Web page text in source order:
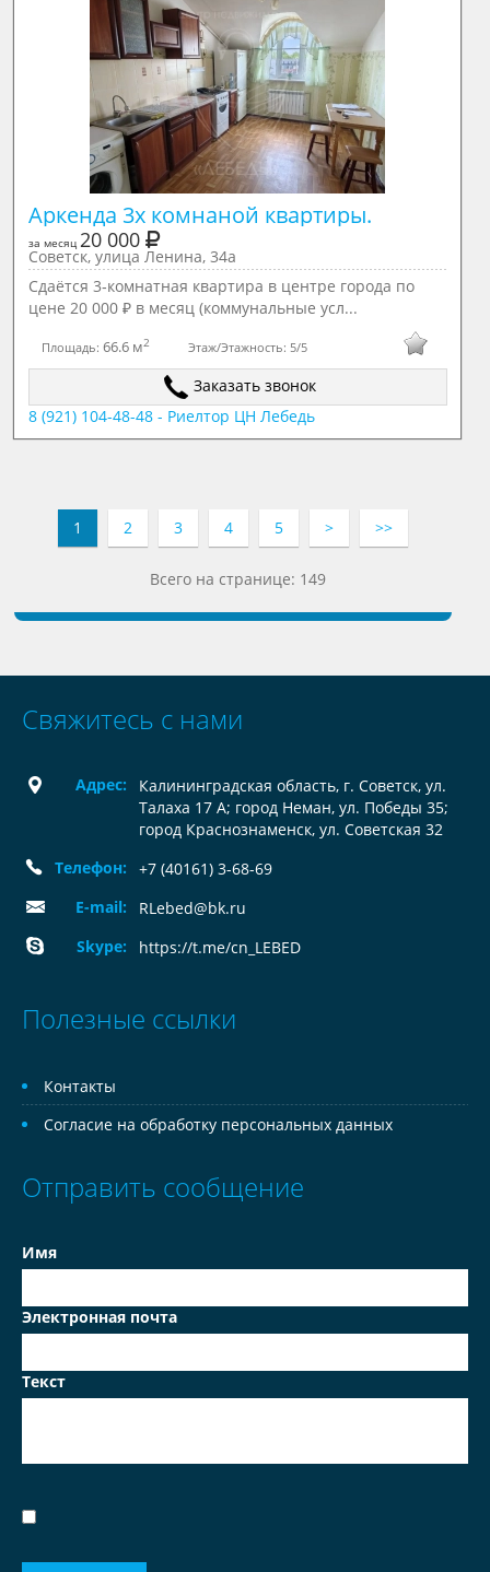
Аркенда 3х комнаной квартиры.
за месяц 20 000
Советск, улица Ленина, 34а
Сдаётся 3‑комнатная квартира в центре города по
цене 20 000 ₽ в месяц (коммунальные усл...
Площадь:66.6 м2 Этаж/Этажность: 5/5
Заказать звонок
8 (921) 104-48-48 - Риелтор ЦН Лебедь
1 2 3 4 5 > >>
Всего на странице: 149
Свяжитесь с нами
Адрес:
Калининградская область, г. Советск, ул.
Талаха 17 А; город Неман, ул. Победы 35;
город Краснознаменск, ул. Советская 32
Телефон:
+7 (40161) 3-68-69
E-mail:
RLebed@bk.ru
Skype:
https://t.me/cn_LEBED
Полезные ссылки
Контакты
Согласие на обработку персональных данных
Отправить сообщение
Имя
Электронная почта
Текст